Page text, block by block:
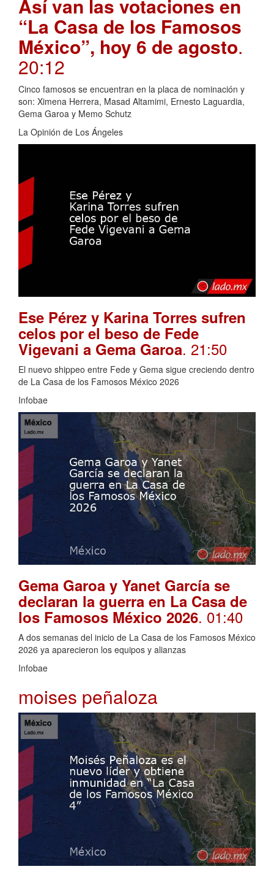
Así van las votaciones en
“La Casa de los Famosos
México”, hoy 6 de agosto.
20:12
Cinco famosos se encuentran en la placa de nominación y
son: Ximena Herrera, Masad Altamimi, Ernesto Laguardia,
Gema Garoa y Memo Schutz
La Opinión de Los Ángeles
Ese Pérez y Karina Torres sufren
celos por el beso de Fede
Vigevani a Gema Garoa. 21:50
El nuevo shippeo entre Fede y Gema sigue creciendo dentro
de La Casa de los Famosos México 2026
Infobae
Gema Garoa y Yanet García se
declaran la guerra en La Casa de
los Famosos México 2026. 01:40
A dos semanas del inicio de La Casa de los Famosos México
2026 ya aparecieron los equipos y alianzas
Infobae
moises peñaloza